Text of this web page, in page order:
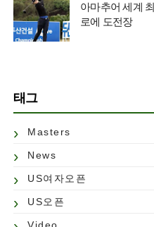
아마추어 세계
로에 도전장
태그
Masters
News
US여자오픈
US오픈